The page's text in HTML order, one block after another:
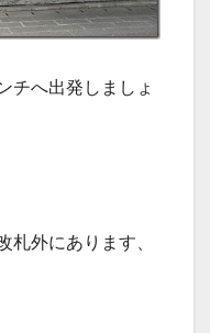
チへ出発しましょ
外にあります、